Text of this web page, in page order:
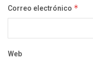
Correo electrónico *
Web